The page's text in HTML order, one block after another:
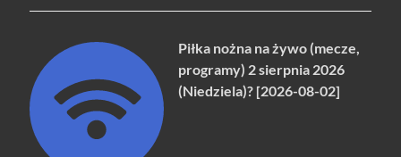
Piłka nożna na żywo (mecze,
programy) 2 sierpnia 2026
(Niedziela)? [2026-08-02]